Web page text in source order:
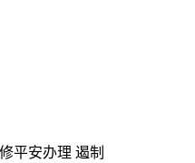
平安办理 遏制